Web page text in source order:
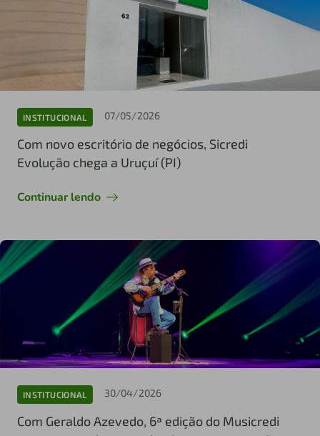
INSTITUCIONAL 07/05/2026
Com novo escritório de negócios, Sicredi
Evolução chega a Uruçuí (PI)
Continuar lendo
INSTITUCIONAL 30/04/2026
Com Geraldo Azevedo, 6ª edição do Musicredi